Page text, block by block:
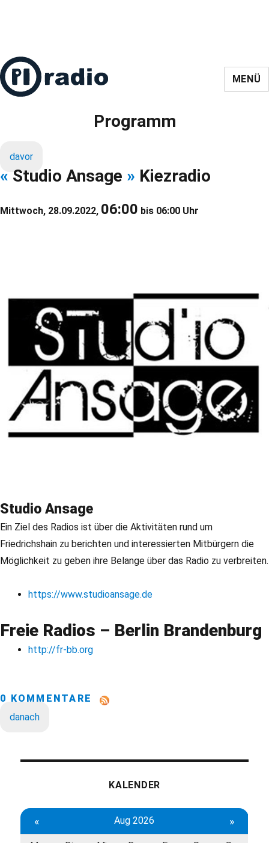
MENÜ
Programm
davor
« Studio Ansage » Kiezradio
Mittwoch, 28.09.2022, 06:00 bis 06:00 Uhr
Studio Ansage
Ein Ziel des Radios ist über die Aktivitäten rund um
Friedrichshain zu berichten und interessierten Mitbürgern die
Möglichkeit zu geben ihre Belange über das Radio zu verbreiten.
https://www.studioansage.de
Freie Radios – Berlin Brandenburg
http://fr-bb.org
0 KOMMENTARE
danach
KALENDER
« Aug 2026 »